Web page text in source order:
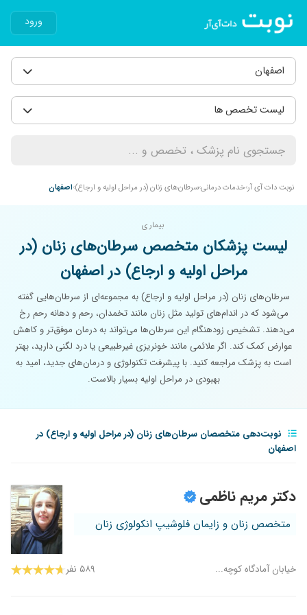
ورود
اصفهان
لیست تخصص ها
نوبت دات آی آر خدمات درمانیسرطان‌های زنان (در مراحل اولیه و ارجاع) اصفهان
بیماری
لیست پزشکان متخصص سرطان‌های زنان (در
مراحل اولیه و ارجاع) در اصفهان
سرطان‌های زنان (در مراحل اولیه و ارجاع) به مجموعه‌ای از سرطان‌هایی گفته
می‌شود که در اندام‌های تولید مثل زنان مانند تخمدان، رحم و دهانه رحم رخ
می‌دهند. تشخیص زودهنگام این سرطان‌ها می‌تواند به درمان موفق‌تر و کاهش
عوارض کمک کند. اگر علائمی مانند خونریزی غیرطبیعی یا درد لگنی دارید، بهتر
است به پزشک مراجعه کنید. با پیشرفت تکنولوژی و درمان‌های جدید، امید به
بهبودی در مراحل اولیه بسیار بالاست.
نوبت‌دهی متخصصان سرطان‌های زنان (در مراحل اولیه و ارجاع) در
اصفهان
دکتر مریم ناظمی
متخصص زنان و زایمان فلوشیپ انکولوژی زنان
خیابان آمادگاه کوچه... ۵۸۹ نفر